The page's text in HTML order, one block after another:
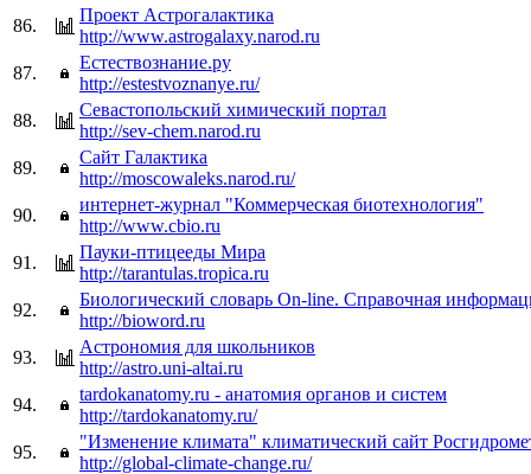
86.
Проект Астрогалактика
http://www.astrogalaxy.narod.ru
87.
Естествознание.ру
http://estestvoznanye.ru/
88.
Севастопольский химический портал
http://sev-chem.narod.ru
89.
Сайт Галактика
http://moscowaleks.narod.ru/
90.
интернет-журнал "Коммерческая биотехнология"
http://www.cbio.ru
91.
Пауки-птицееды Мира
http://tarantulas.tropica.ru
92.
Биологический словарь On-line. Справочная
http://bioword.ru
93.
Астрономия для школьников
http://astro.uni-altai.ru
94.
tardokanatomy.ru - анатомия органов и систем
http://tardokanatomy.ru/
95.
"Изменение климата" климатический сайт
http://global-climate-change.ru/